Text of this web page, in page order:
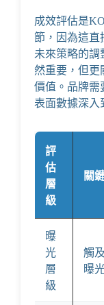
成效評估是
節，因為這直
未來策略的調
然重要，但更
價值。品牌需
表面數據深入
評
估
層
級
關
曝
光
層
級
觸
曝